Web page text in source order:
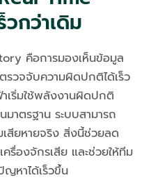
กว่าเดิม
คือการมองเห็นข้อมูล
รวจจับความผิดปกติได้เร็ว
เริ่มใช้พลังงานผิดปกติ
าตรฐาน ระบบสามารถ
สียหายจริง สิ่งนี้ช่วยลด
รื่องจักรเสีย และช่วยให้ทีม
ญหาได้เร็วขึ้น